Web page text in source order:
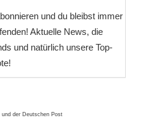
und du bleibst immer
Aktuelle News, die
und natürlich unsere Top-